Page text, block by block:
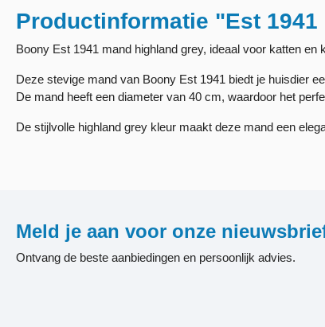
Productinformatie "Est
Boony Est 1941 mand highland grey, ideaal voor katten en
Deze stevige mand van Boony Est 1941 biedt je huisdier
De mand heeft een diameter van 40 cm, waardoor het
De stijlvolle highland grey kleur maakt deze mand een
Meld je aan voor onze
Ontvang de beste aanbiedingen en persoonlijk advies.